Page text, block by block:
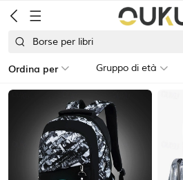
Borse per libri
Ordina per Gruppo di età